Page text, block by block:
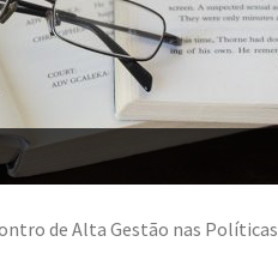
de Alta Gestão nas Políticas